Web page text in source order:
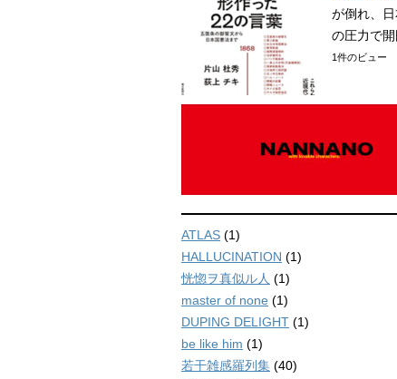
が倒れ、
の圧力で開
1件のビュー
ATLAS (1)
HALLUCINATION (1)
恍惚ヲ真似ル人 (1)
master of none (1)
DUPING DELIGHT (1)
be like him (1)
若干雑感羅列集 (40)